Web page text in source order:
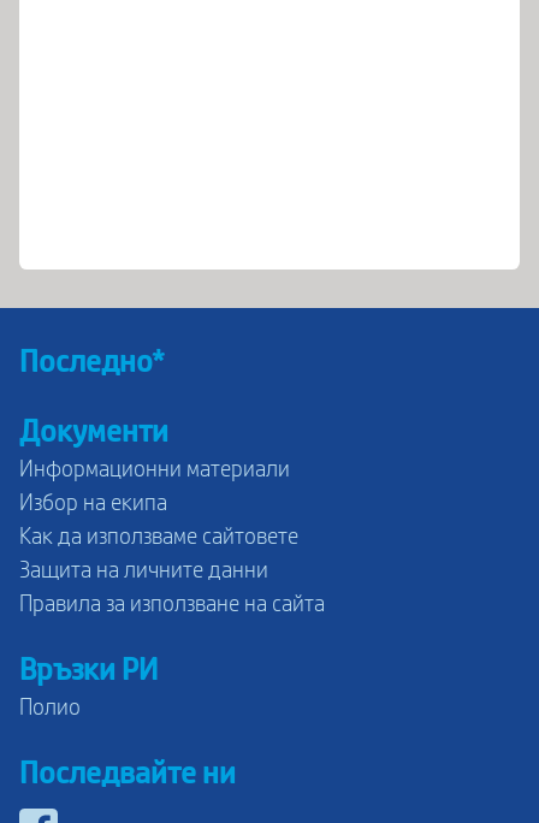
Последно*
Документи
Информационни материали
Избор на екипа
Как да използваме сайтовете
Защита на личните данни
Правила за използване на сайта
Връзки РИ
Полио
Последвайте ни